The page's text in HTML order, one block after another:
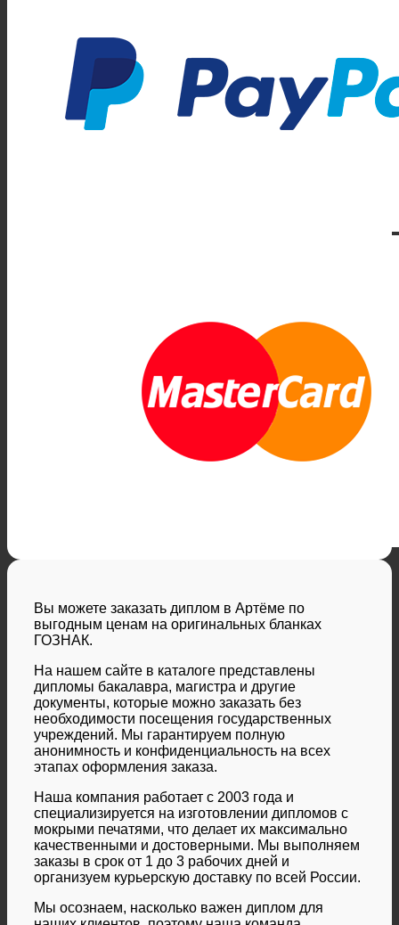
Вы можете заказать диплом в Артёме по
выгодным ценам на оригинальных бланках
ГОЗНАК.
На нашем сайте в каталоге представлены
дипломы бакалавра, магистра и другие
документы, которые можно заказать без
необходимости посещения государственных
учреждений. Мы гарантируем полную
анонимность и конфиденциальность на всех
этапах оформления заказа.
Наша компания работает с 2003 года и
специализируется на изготовлении дипломов с
мокрыми печатями, что делает их максимально
качественными и достоверными. Мы выполняем
заказы в срок от 1 до 3 рабочих дней и
организуем курьерскую доставку по всей России.
Мы осознаем, насколько важен диплом для